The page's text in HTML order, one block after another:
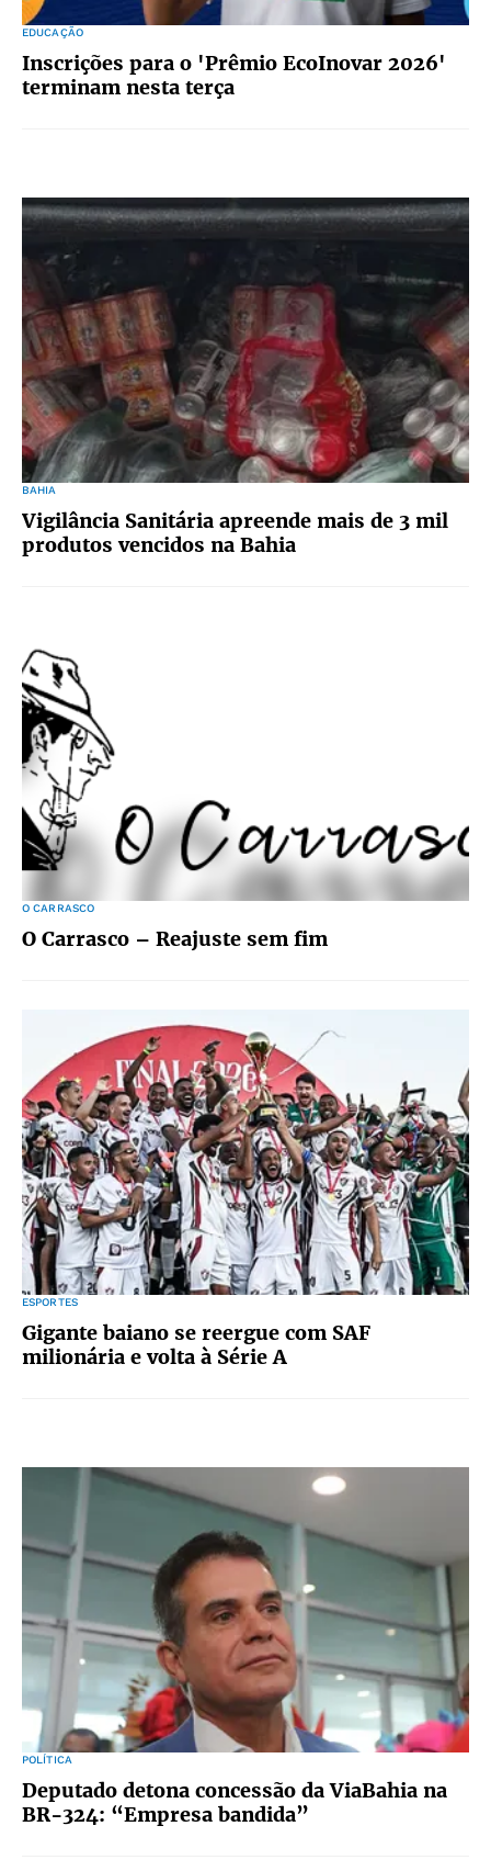
EDUCAÇÃO
Inscrições para o 'Prêmio EcoInovar 2026'
terminam nesta terça
BAHIA
Vigilância Sanitária apreende mais de 3 mil
produtos vencidos na Bahia
O CARRASCO
O Carrasco – Reajuste sem fim
ESPORTES
Gigante baiano se reergue com SAF
milionária e volta à Série A
POLÍTICA
Deputado detona concessão da ViaBahia na
BR-324: “Empresa bandida”